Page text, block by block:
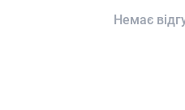
Немає